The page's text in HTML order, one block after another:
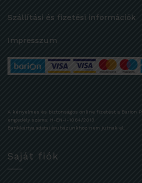
Szállítási és fizetési információk
Impresszum
A kényelmes és biztonságos online fizetést a Barion
engedély száma: H-EN-I-1064/2013
Bankkártya adatai áruházunkhoz nem jutnak el.
Saját fiók